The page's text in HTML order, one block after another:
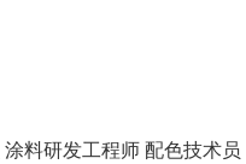
涂料研发工程师 配色技术员